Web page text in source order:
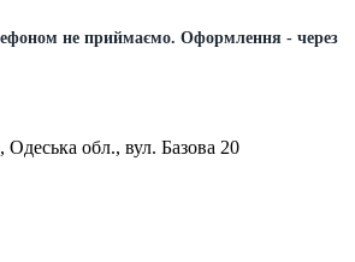
не приймаємо. Оформлення - через
Одеська обл., вул. Базова 20